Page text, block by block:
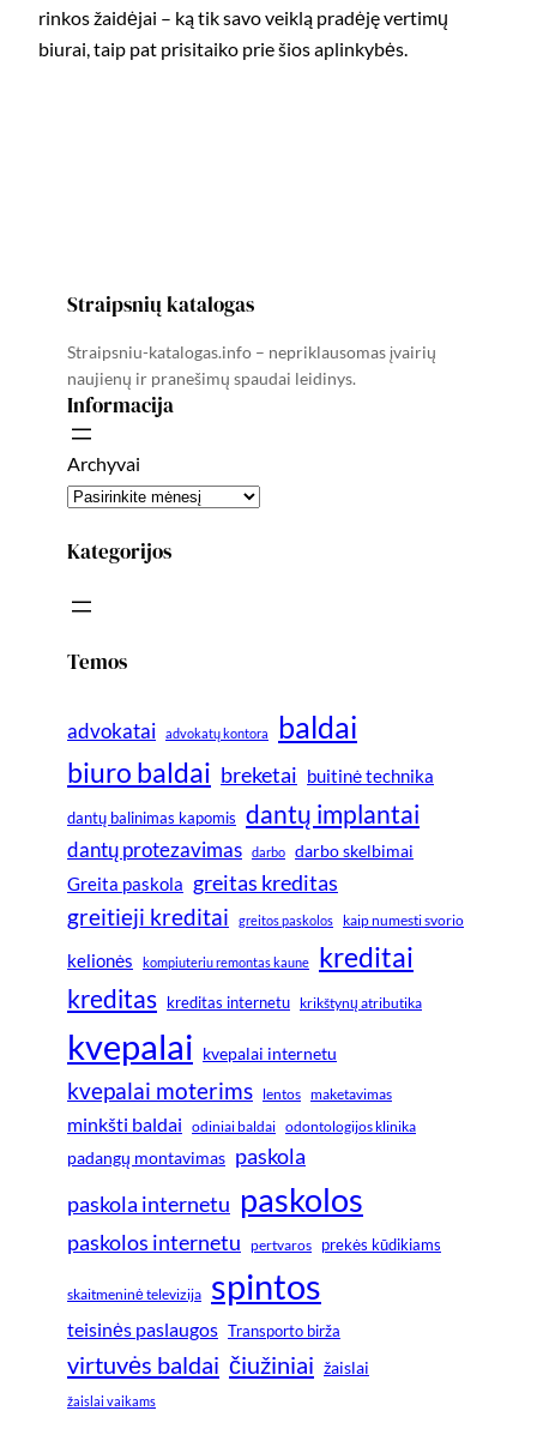
rinkos žaidėjai – ką tik savo veiklą pradėję vertimų
biurai, taip pat prisitaiko prie šios aplinkybės.
Straipsnių katalogas
Straipsniu-katalogas.info – nepriklausomas įvairių
naujienų ir pranešimų spaudai leidinys.
Informacija
Archyvai
Kategorijos
Temos
advokatai advokatų kontora baldai
biuro baldai breketai buitinė technika
dantų balinimas kapomis dantų implantai
dantų protezavimas darbo darbo skelbimai
Greita paskola greitas kreditas
greitieji kreditai greitos paskolos kaip numesti svorio
kelionės kompiuteriu remontas kaune kreditai
kreditas kreditas internetu krikštynų atributika
kvepalai kvepalai internetu
kvepalai moterims lentos maketavimas
minkšti baldai odiniai baldai odontologijos klinika
padangų montavimas paskola
paskola internetu paskolos
paskolos internetu pertvaros prekės kūdikiams
skaitmeninė televizija spintos
teisinės paslaugos Transporto birža
virtuvės baldai čiužiniai žaislai
žaislai vaikams